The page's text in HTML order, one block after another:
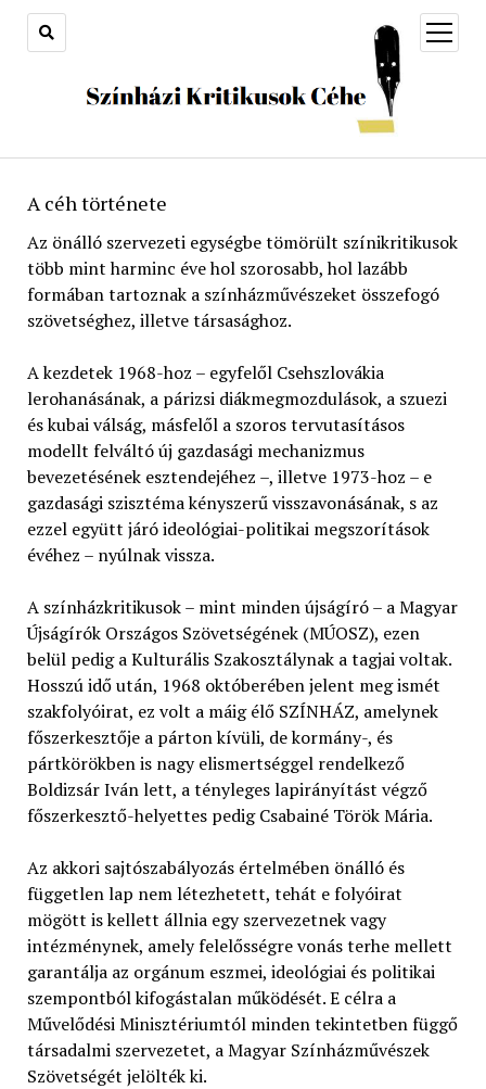
open
menu
A céh története
Az önálló szervezeti egységbe tömörült színikritikusok
több mint harminc éve hol szorosabb, hol lazább
formában tartoznak a színházművészeket összefogó
szövetséghez, illetve társasághoz.
A kezdetek 1968-hoz – egyfelől Csehszlovákia
lerohanásának, a párizsi diákmegmozdulások, a szuezi
és kubai válság, másfelől a szoros tervutasításos
modellt felváltó új gazdasági mechanizmus
bevezetésének esztendejéhez –, illetve 1973-hoz – e
gazdasági szisztéma kényszerű visszavonásának, s az
ezzel együtt járó ideológiai-politikai megszorítások
évéhez – nyúlnak vissza.
A színházkritikusok – mint minden újságíró – a Magyar
Újságírók Országos Szövetségének (MÚOSZ), ezen
belül pedig a Kulturális Szakosztálynak a tagjai voltak.
Hosszú idő után, 1968 októberében jelent meg ismét
szakfolyóirat, ez volt a máig élő SZÍNHÁZ, amelynek
főszerkesztője a párton kívüli, de kormány-, és
pártkörökben is nagy elismertséggel rendelkező
Boldizsár Iván lett, a tényleges lapirányítást végző
főszerkesztő-helyettes pedig Csabainé Török Mária.
Az akkori sajtószabályozás értelmében önálló és
független lap nem létezhetett, tehát e folyóirat
mögött is kellett állnia egy szervezetnek vagy
intézménynek, amely felelősségre vonás terhe mellett
garantálja az orgánum eszmei, ideológiai és politikai
szempontból kifogástalan működését. E célra a
Művelődési Minisztériumtól minden tekintetben függő
társadalmi szervezetet, a Magyar Színházművészek
Szövetségét jelölték ki.